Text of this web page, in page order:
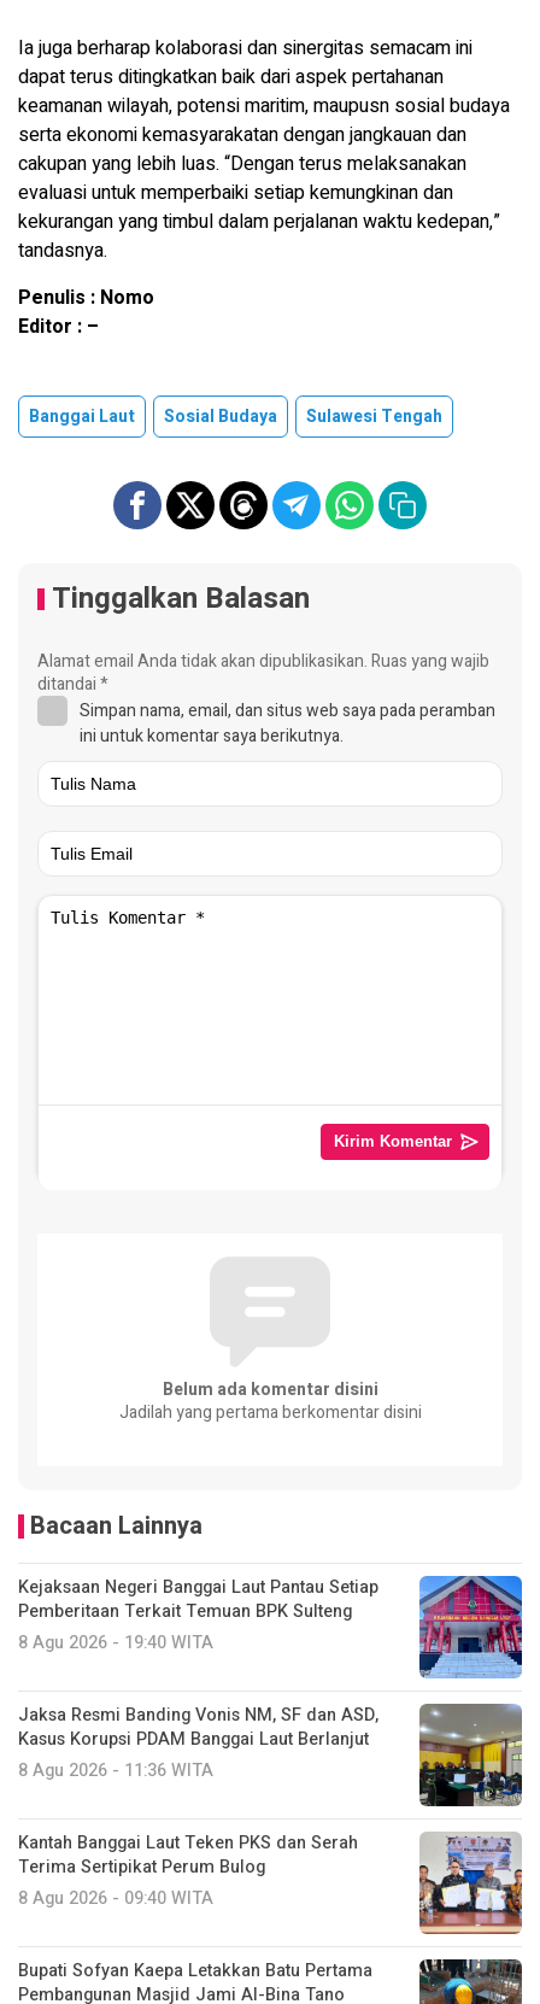
Ia juga berharap kolaborasi dan sinergitas semacam ini
dapat terus ditingkatkan baik dari aspek pertahanan
keamanan wilayah, potensi maritim, maupusn sosial budaya
serta ekonomi kemasyarakatan dengan jangkauan dan
cakupan yang lebih luas. “Dengan terus melaksanakan
evaluasi untuk memperbaiki setiap kemungkinan dan
kekurangan yang timbul dalam perjalanan waktu kedepan,”
tandasnya.
Penulis : Nomo
Editor : –
Banggai Laut Sosial Budaya Sulawesi Tengah
Tinggalkan Balasan
Alamat email Anda tidak akan dipublikasikan.Ruas yang wajib
ditandai*
Simpan nama, email, dan situs web saya pada peramban
ini untuk komentar saya berikutnya.
Belum ada komentar disini
Jadilah yang pertama berkomentar disini
Bacaan Lainnya
Kejaksaan Negeri Banggai Laut Pantau Setiap
Pemberitaan Terkait Temuan BPK Sulteng
8 Agu 2026 - 19:40 WITA
Jaksa Resmi Banding Vonis NM, SF dan ASD,
Kasus Korupsi PDAM Banggai Laut Berlanjut
8 Agu 2026 - 11:36 WITA
Kantah Banggai Laut Teken PKS dan Serah
Terima Sertipikat Perum Bulog
8 Agu 2026 - 09:40 WITA
Bupati Sofyan Kaepa Letakkan Batu Pertama
Pembangunan Masjid Jami Al-Bina Tano